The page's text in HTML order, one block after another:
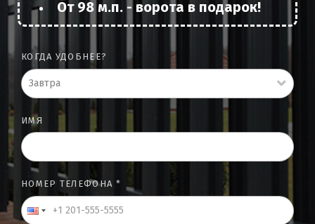
От 98 м.п. - ворота в подарок!
КОГДА УДОБНЕЕ?
Завтра
ИМЯ
НОМЕР ТЕЛЕФОНА *